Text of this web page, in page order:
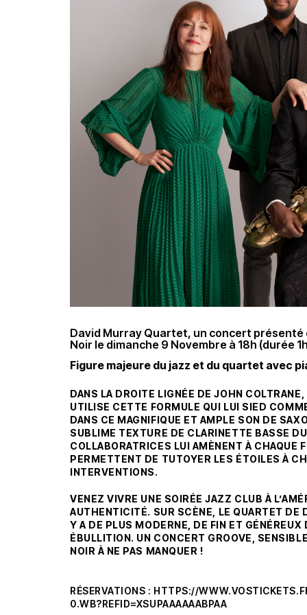
David Murray Quartet, un concert présenté
Noir le dimanche 9 Novembre à 18h (durée
Figure majeure du jazz et du quartet avec
DANS LA DROITE LIGNÉE DE JOHN
UTILISE CETTE FORMULE QUI LUI SIED
DANS CE MAGNIFIQUE ET AMPLE SON DE
SUBLIME TEXTURE DE CLARINETTE BASSE
COLLABORATRICES LUI AMÈNENT À CHAQUE
PERMETTENT DE TUTOYER LES ÉTOILES À
INTERVENTIONS.
VENEZ VIVRE UNE SOIRÉE JAZZ CLUB À
AUTHENTICITÉ. SUR SCÈNE, LE QUARTET DE
Y A DE PLUS MODERNE, DE FIN ET
ÉBULLITION. UN CONCERT GROOVE,
NOIR À NE PAS MANQUER !
RÉSERVATIONS : HTTPS://
0.WB?REFID=XSUPAAAAAABPAA